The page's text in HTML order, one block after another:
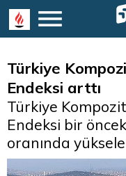
Türkiye
Endeksi arttı
Türkiye
Endeksi bir
oranında